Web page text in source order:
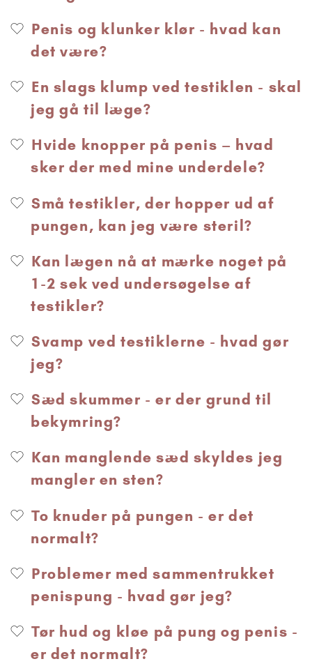
Penis og klunker klør - hvad kan
det være?
En slags klump ved testiklen - skal
jeg gå til læge?
Hvide knopper på penis – hvad
sker der med mine underdele?
Små testikler, der hopper ud af
pungen, kan jeg være steril?
Kan lægen nå at mærke noget på
1-2 sek ved undersøgelse af
testikler?
Svamp ved testiklerne - hvad gør
jeg?
Sæd skummer - er der grund til
bekymring?
Kan manglende sæd skyldes jeg
mangler en sten?
To knuder på pungen - er det
normalt?
Problemer med sammentrukket
penispung - hvad gør jeg?
Tør hud og kløe på pung og penis -
er det normalt?